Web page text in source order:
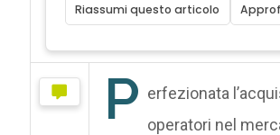
Riassumi questo articolo
P erfezionata
operatori nel